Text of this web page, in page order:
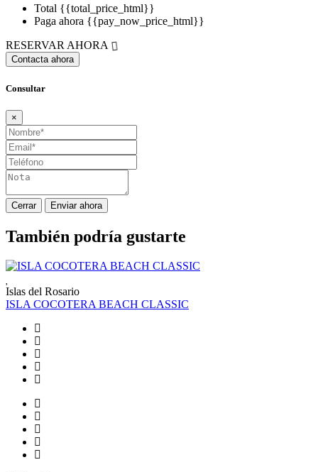
Total {{total_price_html}}
Paga ahora {{pay_now_price_html}}
RESERVAR AHORA
Contacta ahora
Consultar
×
Cerrar Enviar ahora
También podría gustarte
Islas del Rosario
ISLA COCOTERA BEACH CLASSIC